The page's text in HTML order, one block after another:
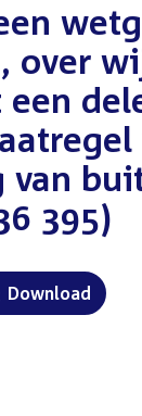
over
395)
Download